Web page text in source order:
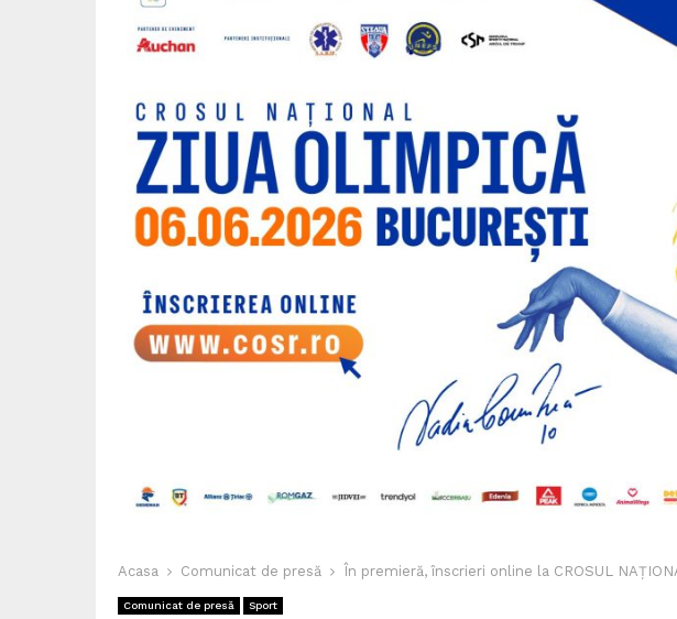
Acasa Comunicat de presă În premieră, înscrieri online la CROSUL
Comunicat de presă Sport